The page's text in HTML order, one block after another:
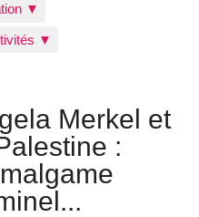
▼
▼
Merkel et
: